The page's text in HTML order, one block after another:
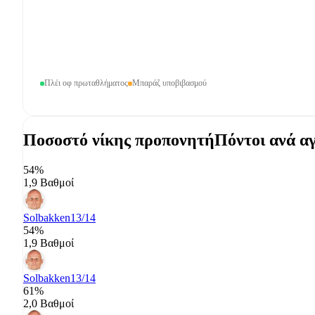
Πλέι οφ πρωταθλήματος Μπαράζ υποβιβασμού
Ποσοστό νίκης προπονητήΠόντοι ανά
54%
1,9 Βαθμοί
Solbakken13/14
54%
1,9 Βαθμοί
Solbakken13/14
61%
2,0 Βαθμοί